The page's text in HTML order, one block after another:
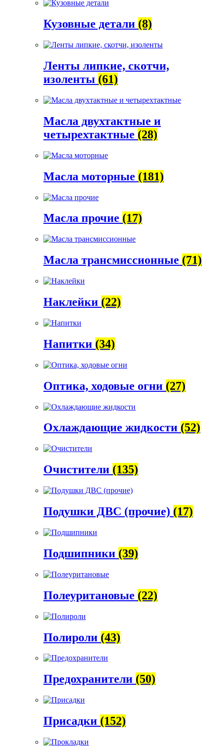
Кузовные детали (8)
Ленты липкие, скотчи,
изоленты (61)
Масла двухтактные и
четырехтактные (28)
Масла моторные (181)
Масла прочие (17)
Масла трансмиссионные (71)
Наклейки (22)
Напитки (34)
Оптика, ходовые огни (27)
Охлаждающие жидкости (52)
Очистители (135)
Подушки ДВС (прочие) (17)
Подшипники (39)
Полеуритановые (22)
Полироли (43)
Предохранители (50)
Присадки (152)